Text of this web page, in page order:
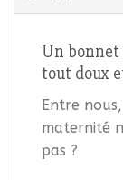
Un
tout doux
Entre
maternité
pas ?